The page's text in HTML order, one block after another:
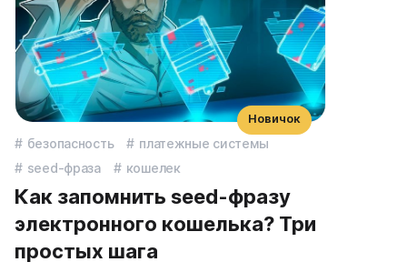
безопасность
платежные системы
seed-фраза
кошелек
Как запомнить seed-фразу
электронного кошелька? Три
простых шага
Новичок